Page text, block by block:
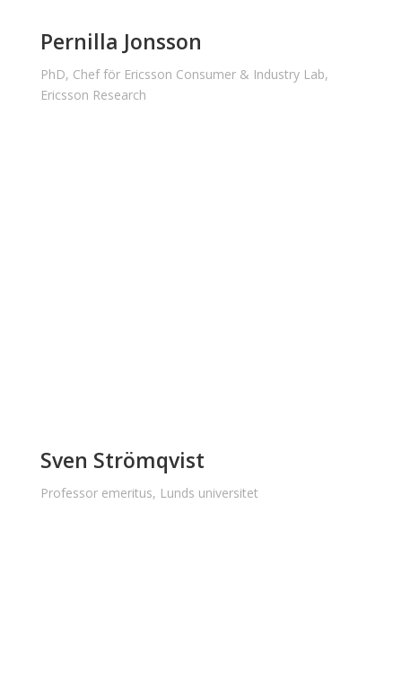
Pernilla Jonsson
PhD, Chef för Ericsson Consumer & Industry Lab,
Ericsson Research
Sven Strömqvist
Professor emeritus, Lunds universitet